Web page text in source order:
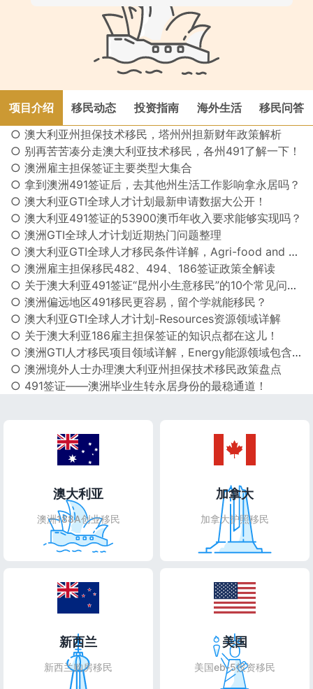
项目介绍 移民动态 投资指南 海外生活
移民问答
○ 澳大利亚州担保技术移民，塔州州担新财年政策解析
○ 别再苦苦凑分走澳大利亚技术移民，各州491了解一下！
○ 澳洲雇主担保签证主要类型大集合
○ 拿到澳洲491签证后，去其他州生活工作影响拿永居吗？
○ 澳大利亚GTI全球人才计划最新申请数据大公开！
○ 澳大利亚491签证的53900澳币年收入要求能够实现吗？
○ 澳洲GTI全球人才计划近期热门问题整理
○ 澳大利亚GTI全球人才移民条件详解，Agri-food and AgTech农业食品和农业技术领域
○ 澳洲雇主担保移民482、494、186签证政策全解读
○ 关于澳大利亚491签证“昆州小生意移民”的10个常见问题及解答！
○ 澳洲偏远地区491移民更容易，留个学就能移民？
○ 澳大利亚GTI全球人才计划-Resources资源领域详解
○ 关于澳大利亚186雇主担保签证的知识点都在这儿！
○ 澳洲GTI人才移民项目领域详解，Energy能源领域包含哪些职业？
○ 澳洲境外人士办理澳大利亚州担保技术移民政策盘点
○ 491签证——澳洲毕业生转永居身份的最稳通道！
澳大利亚
澳洲188A创业移民
加拿大
加拿大护照移民
新西兰
新西兰购房移民
美国
美国eb-5投资移民